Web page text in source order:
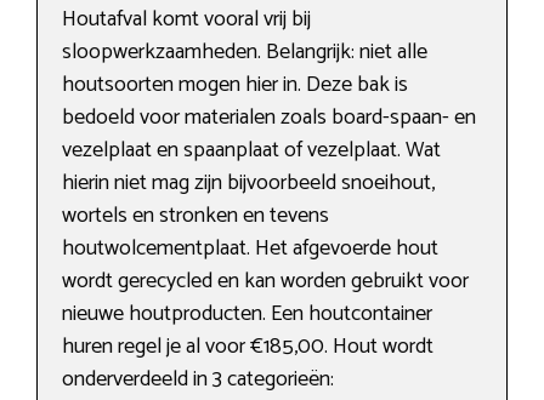
Houtafval komt vooral vrij bij
sloopwerkzaamheden. Belangrijk: niet alle
houtsoorten mogen hier in. Deze bak is
bedoeld voor materialen zoals board-spaan- en
vezelplaat en spaanplaat of vezelplaat. Wat
hierin niet mag zijn bijvoorbeeld snoeihout,
wortels en stronken en tevens
houtwolcementplaat. Het afgevoerde hout
wordt gerecycled en kan worden gebruikt voor
nieuwe houtproducten. Een houtcontainer
huren regel je al voor €185,00. Hout wordt
onderverdeeld in 3 categorieën: